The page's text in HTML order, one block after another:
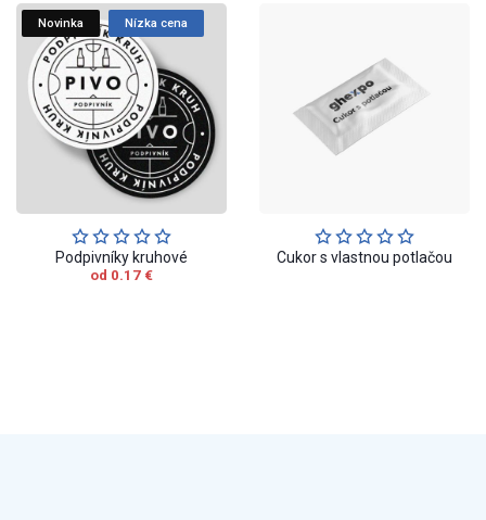
Novinka Nízka cena
Podpivníky kruhové
od 0.17 €
Cukor s vlastnou potlačou